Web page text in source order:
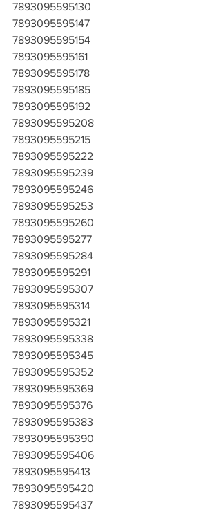
7893095595130
7893095595147
7893095595154
7893095595161
7893095595178
7893095595185
7893095595192
7893095595208
7893095595215
7893095595222
7893095595239
7893095595246
7893095595253
7893095595260
7893095595277
7893095595284
7893095595291
7893095595307
7893095595314
7893095595321
7893095595338
7893095595345
7893095595352
7893095595369
7893095595376
7893095595383
7893095595390
7893095595406
7893095595413
7893095595420
7893095595437